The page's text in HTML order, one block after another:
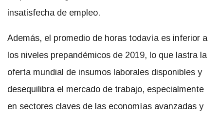
insatisfecha de empleo.
Además, el promedio de horas todavía es inferior a
los niveles prepandémicos de 2019, lo que lastra la
oferta mundial de insumos laborales disponibles y
desequilibra el mercado de trabajo, especialmente
en sectores claves de las economías avanzadas y